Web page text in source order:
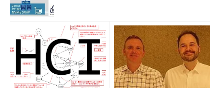
第5世代
8～80仮想コア
8～80仮想コア
メモリ
第4世代
コア当たり 7GB
56～156GB
コア当たり 7GB
56～156GB
第5世代
コア当たり 5.1GB
44～440GB
コア当たり 5.1GB
41～408GB